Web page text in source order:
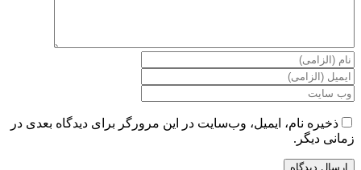
ذخیره نام، ایمیل، وب‌سایت در این مرورگر برای دیدگاه بعدی در
زمانی دیگر.